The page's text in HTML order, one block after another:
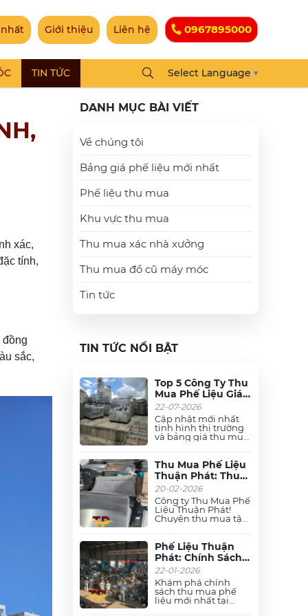
Giới thiệu Liên hệ 0967895000
TIN TỨC Select Language ▼
xác,
tính,
sắc,
DANH MỤC BÀI VIẾT
Về chúng tôi
Bảng giá phế liệu mới nhất
Phế liệu thu mua
Khu vực thu mua
Thu mua xác nhà xưởng
Thu mua đồ cũ máy móc
Tin tức
TIN TỨC NỔI BẬT
Top 5 Công Ty Thu
Mua Phế Liệu Giá
Cao, Uy Tín Nhất
Toàn Quốc
22-07-2026
Cập nhật mới nhất
tình hình thị trường
và bảng giá thu mua
đơn vị thu mua phế
liệu đồng, dây cáp
điện, nhôm, sắt, inox,
thiếc, hợp kim, vải....
giá cao, uy tín, thu
gom tận nơi trong
ngày. Liên hệ ngay!
Thu Mua Phế Liệu
Thuận Phát: Thu
Mua Phế Liệu Giá
Cao - Tận Nơi - Uy
Tín
20-02-2026
Công ty Thu Mua Phế
Liệu Thuận Phát!
Chuyên thu mua tận
điện, inox, mô tơ, sắt,
hợp kim, thiếc, chì,....
nhà xưởng giá cao
nhất thị trường. Cam
kết cân đo uy tín,
thao dỡ nhanh gọn.
Phế Liệu Thuận
Phát: Chính Sách
Thu Mua Phế Liệu
Giá Cao & Chiết
Khấu Hấp Dẫn
2026
22-01-2026
Khám phá chính
sách thu mua phế
liệu mới nhất tại
Thuận Phát: Cam kết